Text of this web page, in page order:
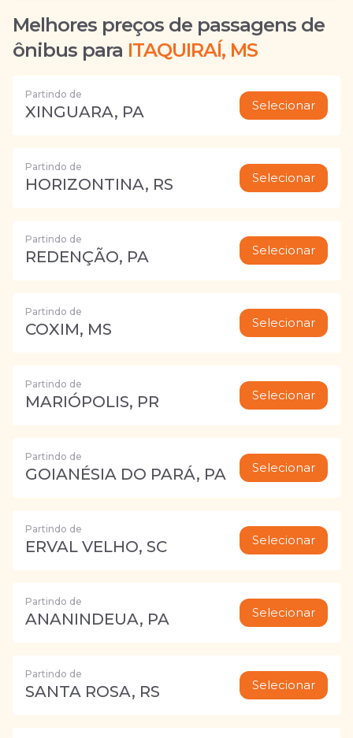
Melhores preços de passagens de
ônibus para ITAQUIRAÍ, MS
Partindo de
XINGUARA, PA Selecionar
Partindo de
HORIZONTINA, RS Selecionar
Partindo de
REDENÇÃO, PA Selecionar
Partindo de
COXIM, MS Selecionar
Partindo de
MARIÓPOLIS, PR Selecionar
Partindo de
GOIANÉSIA DO PARÁ, PA Selecionar
Partindo de
ERVAL VELHO, SC Selecionar
Partindo de
ANANINDEUA, PA Selecionar
Partindo de
SANTA ROSA, RS Selecionar